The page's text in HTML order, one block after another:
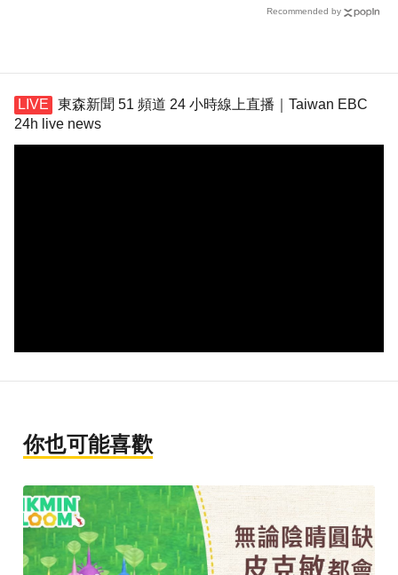
Recommended by
東森新聞 51 頻道 24 小時線上直播｜Taiwan EBC
24h live news
你也可能喜歡